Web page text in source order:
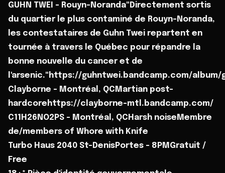
GUHN TWEI - Rouyn-Noranda"Directement sortis
du quartier le plus contaminé de Rouyn-Noranda,
les contestataires de Guhn Twei repartent en
tournée à travers le Québec pour répandre la
bonne nouvelle du cancer et de
l'arsenic."https://guhntwei.bandcamp.com/
Clayborne - Montréal, QCMartian post-
hardcorehttps://clayborne-mtl.bandcamp.com/
C11H26NO2PS - Montréal, QCHarsh noiseMembre
de/members of Whore with Knife
Turbo Haus 2040 St-DenisPortes - 8PMGratuit /
Free